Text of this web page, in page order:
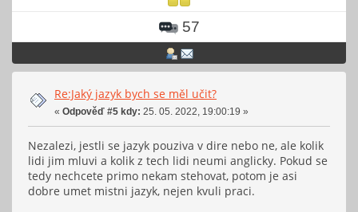
57
Re:Jaký jazyk bych se měl učit?
« Odpověď #5 kdy: 25. 05. 2022, 19:00:19 »
Nezalezi, jestli se jazyk pouziva v dire nebo ne, ale kolik
lidi jim mluvi a kolik z tech lidi neumi anglicky. Pokud se
tedy nechcete primo nekam stehovat, potom je asi
dobre umet mistni jazyk, nejen kvuli praci.